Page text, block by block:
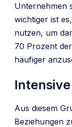
Unternehmen
wichtiger ist
nutzen, um
70 Prozent
häufiger
Aus diesem
Beziehungen